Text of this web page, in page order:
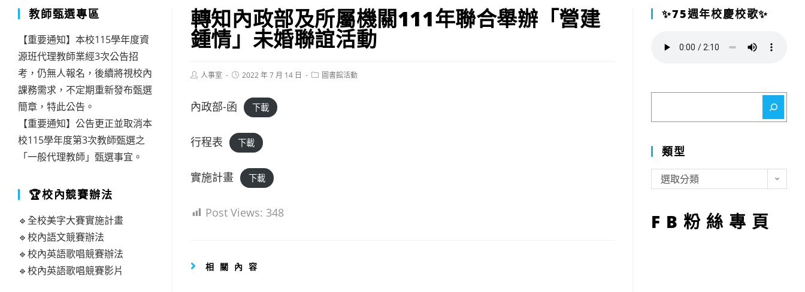
轉知內政部及所屬機關111年聯合舉辦「營建
鍾情」未婚聯誼活動
Post人事室
Post2022 年 7 月 14 日
Post圖書館活動
內政部-函 下載
行程表 下載
實施計畫 下載
Post Views: 348
相關內容
教師甄選專區
【重要通知】本校115學年度資
源班代理教師業經3次公告招
考，仍無人報名，後續將視校內
課務需求，不定期重新發布甄選
簡章，特此公告。
【重要通知】公告更正並取消本
校115學年度第3次教師甄選之
「一般代理教師」甄選事宜。
🏆校內競賽辦法
🔹全校美字大賽實施計畫
🔹校內語文競賽辦法
🔹校內英語歌唱競賽辦法
🔹校內英語歌唱競賽影片
✨75週年校慶校歌✨
類型
型
選取分類
FB粉絲專頁